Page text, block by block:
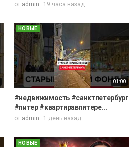
от admin 19 часа назад
01:00
НОВЫЕ
#недвижимость #санктпетербург
#питер #квартиравпитере...
от admin 1 день назад
НОВЫЕ